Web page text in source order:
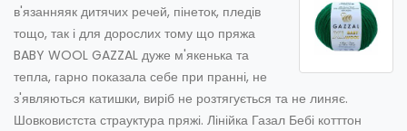
в'язанняяк дитячих речей, пінеток, пледів
тощо, так і для дорослих тому що пряжа
BABY WOOL GAZZAL дуже м'якенька та
тепла, гарно показала себе при пранні, не
з'являються катишки, виріб не розтягується та не линяє.
Шовковистста страуктура пряжі. Лінійка Газал Бебі котттон